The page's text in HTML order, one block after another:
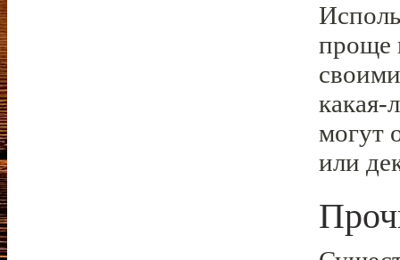
проще
какая-
могут
или